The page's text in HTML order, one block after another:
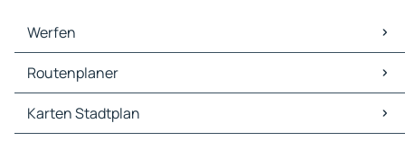
Werfen
Werfen Karten Stadtplan
Werfen Verkehr
Werfen Hotels
Werfen Restaurants
Routenplaner
Routenplaner Werfen - Salzburg
Routenplaner Werfen - Sankt Johann im Pongau
Karten Stadtplan